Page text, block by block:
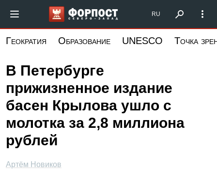
основному
Форпост Северо-Запад
RU
Геократия Образование UNESCO Точка
В Петербурге
прижизненное издание
басен Крылова ушло с
молотка за 2,8 миллиона
рублей
Артём Новиков